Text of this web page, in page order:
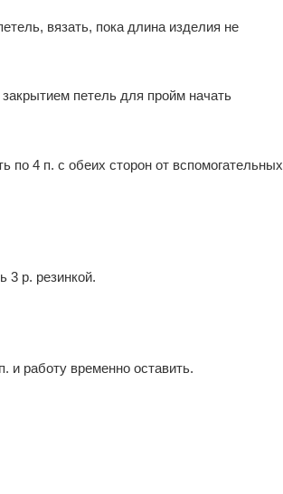
вязать, пока длина изделия не
петель для пройм начать
4 п. с обеих сторон от вспомогательных
3 р. резинкой.
и работу временно оставить.